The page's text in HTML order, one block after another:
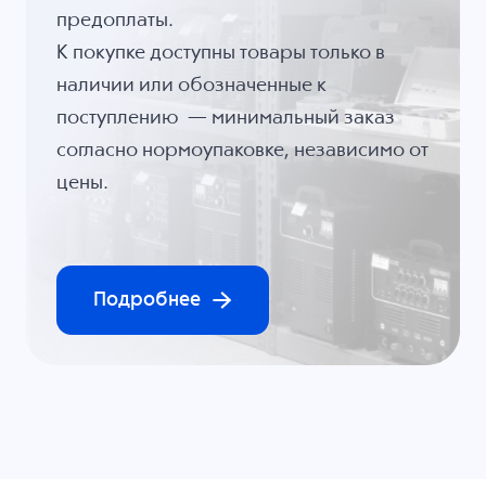
предоплаты.
К покупке доступны товары только в
наличии или обозначенные к
поступлению — минимальный заказ
согласно нормоупаковке, независимо от
цены.
Подробнее